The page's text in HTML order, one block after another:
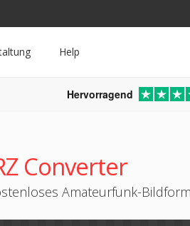
Help
Hervorragend
Converter
Amateurfunk-